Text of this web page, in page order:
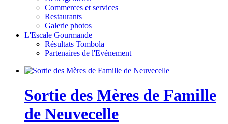
Commerces et services
Restaurants
Galerie photos
L'Escale Gourmande
Résultats Tombola
Partenaires de l'Evénement
Sortie des Mères de Famille
de Neuvecelle